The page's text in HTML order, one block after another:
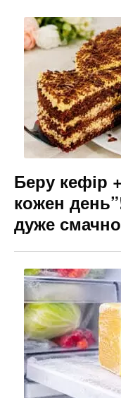
Беру кефір
кожен
дуже